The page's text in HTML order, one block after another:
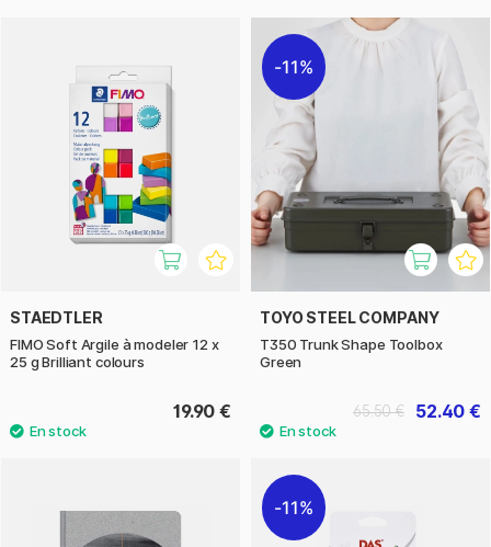
STAEDTLER
FIMO Soft Argile à modeler 12 x
25 g Brilliant colours
19.90 €
11%
TOYO STEEL COMPANY
T350 Trunk Shape Toolbox
Green
52.40 €
65.50 €
11%